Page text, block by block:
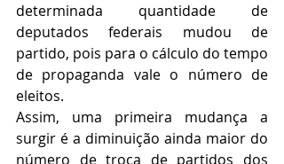
determinada quantidade de
deputados federais mudou de
partido, pois para o cálculo do tempo
de propaganda vale o número de
eleitos.
Assim, uma primeira mudança a
surgir é a diminuição ainda maior do
número de troca de partidos dos